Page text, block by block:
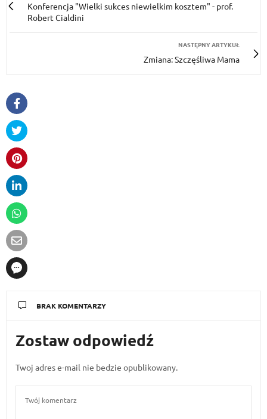
Konferencja "Wielki sukces niewielkim kosztem" - prof.
Robert Cialdini
NASTĘPNY ARTYKUŁ
Zmiana: Szczęśliwa Mama
BRAK KOMENTARZY
Zostaw odpowiedź
Twoj adres e-mail nie bedzie opublikowany.